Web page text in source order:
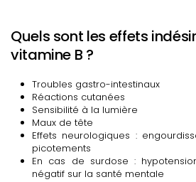
Quels sont les effets
vitamine B ?
Troubles gastro-intestinaux
Réactions cutanées
Sensibilité à la lumière
Maux de tête
Effets neurologiques :
picotements
En cas de surdose :
négatif sur la santé mentale